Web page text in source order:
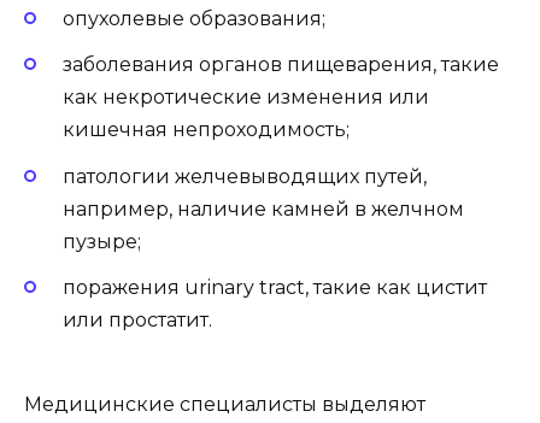
опухолевые образования;
заболевания органов пищеварения, такие
как некротические изменения или
кишечная непроходимость;
патологии желчевыводящих путей,
например, наличие камней в желчном
пузыре;
поражения urinary tract, такие как цистит
или простатит.
Медицинские специалисты выделяют